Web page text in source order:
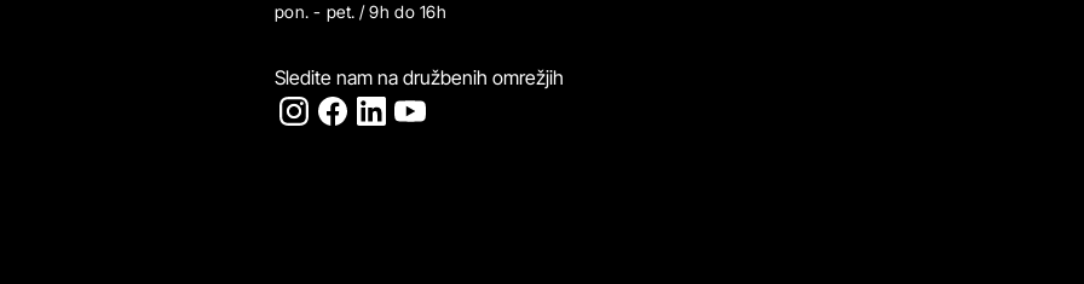
pon. - pet. / 9h do 16h
Sledite nam na družbenih omrežjih